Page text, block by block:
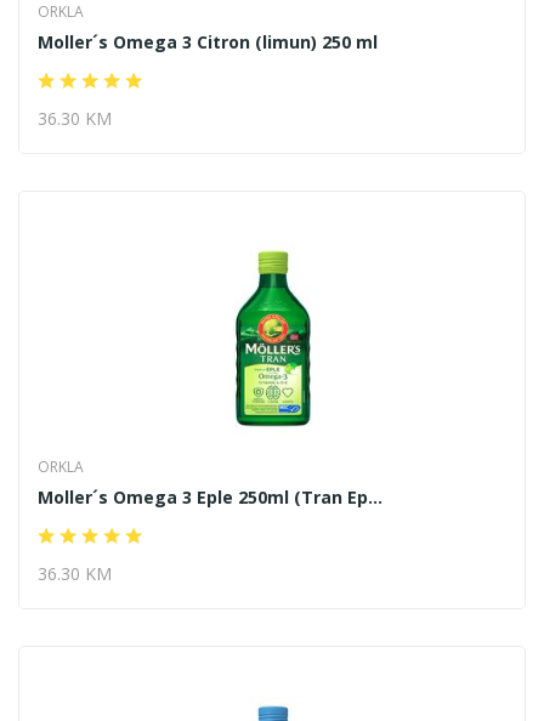
ORKLA
Moller´s Omega 3 Citron (limun) 250 ml
36.30 KM
ORKLA
Moller´s Omega 3 Eple 250ml (Tran Ep...
36.30 KM